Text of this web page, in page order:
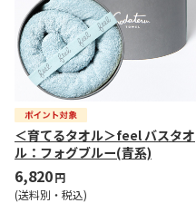
＜育てるタオル＞feel バスタオ
ル：フォグブルー(青系)
6,820円
(送料別・税込)